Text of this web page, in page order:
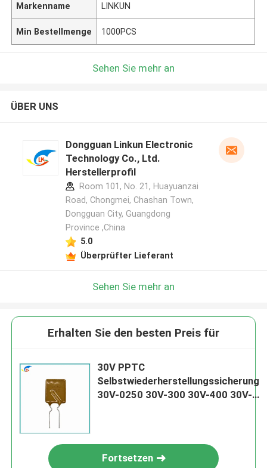
Markenname LINKUN
Min Bestellmenge 1000PCS
Sehen Sie mehr an
ÜBER UNS
Dongguan Linkun Electronic
Technology Co., Ltd.
Herstellerprofil
Room 101, No. 21, Huayuanzai
Road, Chongmei, Chashan Town,
Dongguan City, Guangdong
Province ,China
5.0
Überprüfter Lieferant
Sehen Sie mehr an
Erhalten Sie den besten Preis für
30V PPTC
Selbstwiederherstellungssicherung
30V-0250 30V-300 30V-400 30V-
Fortsetzen